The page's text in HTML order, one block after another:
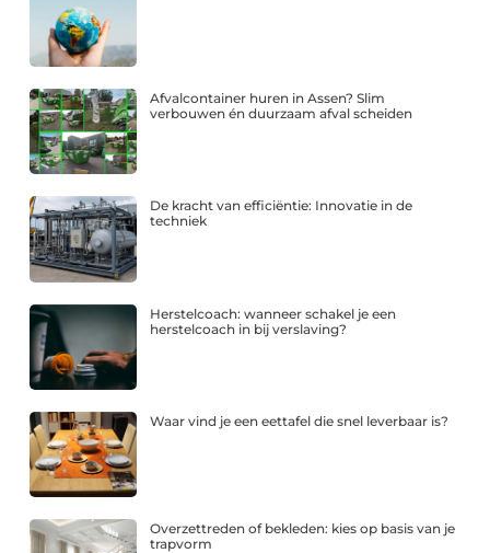
Afvalcontainer huren in Assen? Slim
verbouwen én duurzaam afval scheiden
De kracht van efficiëntie: Innovatie in de
techniek
Herstelcoach: wanneer schakel je een
herstelcoach in bij verslaving?
Waar vind je een eettafel die snel leverbaar is?
Overzettreden of bekleden: kies op basis van je
trapvorm